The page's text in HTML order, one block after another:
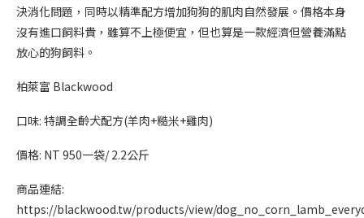
決消化問題，同時以精準配方增加狗狗的肌肉自然發展。價格本身
沒有進口飼料貴，雖算不上極便宜，但也算是一款經濟但營養滿點
放心的狗飼料。
柏萊富 Blackwood
口味: 特調全齡犬配方(羊肉+糙米+雞肉)
價格: NT 950一袋/ 2.2公斤
商品連結:
https://blackwood.tw/products/view/